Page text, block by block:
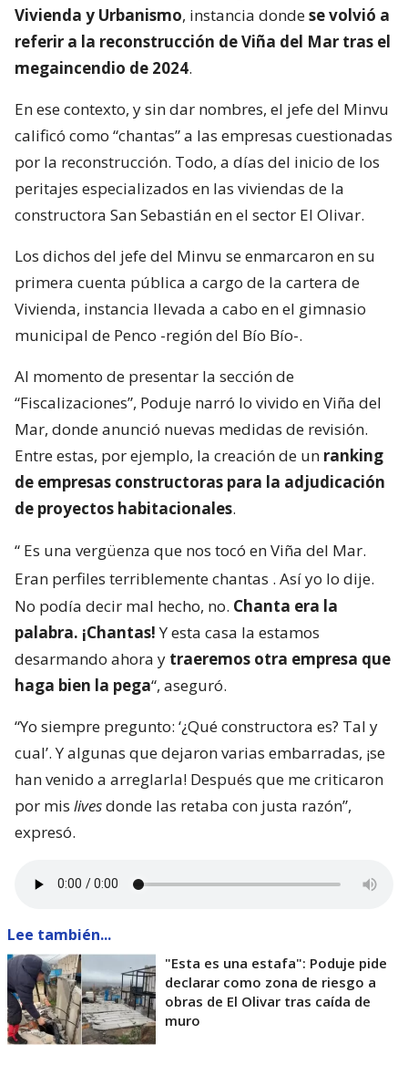
Vivienda y Urbanismo, instancia dondese volvió a
referir a la reconstrucción de Viña del Mar tras el
megaincendio de 2024.
En ese contexto, y sin dar nombres, el jefe del Minvu
calificó como “chantas” a las empresas cuestionadas
por la reconstrucción. Todo, a días del inicio de los
peritajes especializados en las viviendas de la
constructora San Sebastián en el sector El Olivar.
Los dichos del jefe del Minvu se enmarcaron en su
primera cuenta pública a cargo de la cartera de
Vivienda, instancia llevada a cabo en el gimnasio
municipal de Penco -región del Bío Bío-.
Al momento de presentar la sección de
“Fiscalizaciones”, Poduje narró lo vivido en Viña del
Mar, donde anunció nuevas medidas de revisión.
Entre estas, por ejemplo, la creación de un ranking
de empresas constructoras para la adjudicación
de proyectos habitacionales.
“ Es una vergüenza que nos tocó en Viña del Mar.
Eran perfiles terriblemente chantas . Así yo lo dije.
No podía decir mal hecho, no. Chanta era la
palabra. ¡Chantas!Y esta casa la estamos
desarmando ahora y traeremos otra empresa que
haga bien la pega“, aseguró.
“Yo siempre pregunto: ‘¿Qué constructora es? Tal y
cual’. Y algunas que dejaron varias embarradas, ¡se
han venido a arreglarla! Después que me criticaron
por mis livesdonde las retaba con justa razón”,
expresó.
Lee también...
"Esta es una estafa": Poduje pide
declarar como zona de riesgo a
obras de El Olivar tras caída de
muro